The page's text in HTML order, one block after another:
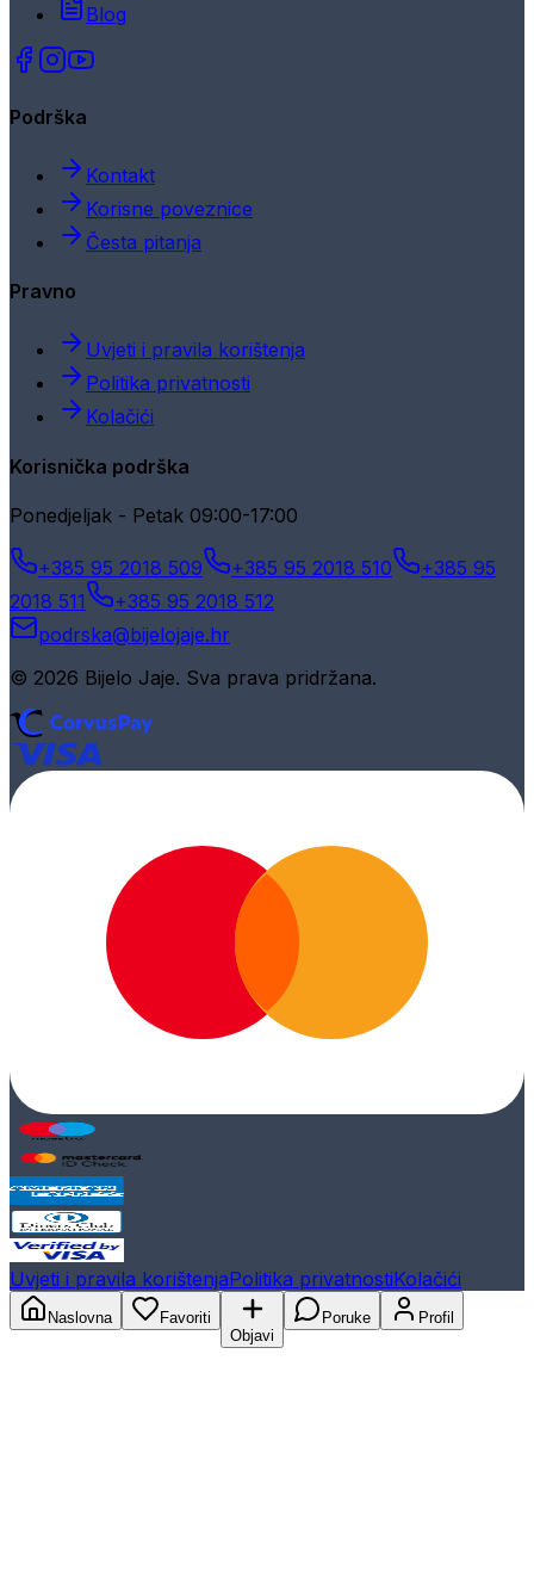
Blog
Podrška
Kontakt
Korisne poveznice
Česta pitanja
Pravno
Uvjeti i pravila korištenja
Politika privatnosti
Kolačići
Korisnička podrška
Ponedjeljak - Petak 09:00-17:00
+385 95 2018 509 +385 95 2018 510
+385 95
2018 511
+385 95 2018 512
podrska@bijelojaje.hr
© 2026 Bijelo Jaje. Sva prava pridržana.
Uvjeti i pravila korištenjaPolitika privatnostiKolačići
Naslovna
Favoriti
Objavi
Poruke Profil